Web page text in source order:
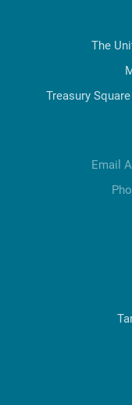
The
Treasury
Email